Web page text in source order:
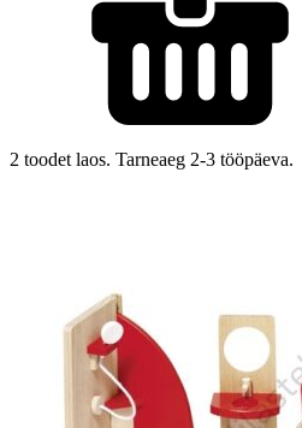
2 toodet laos. Tarneaeg 2-3 tööpäeva.